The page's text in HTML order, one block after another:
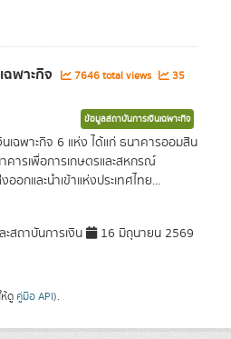
ฉพาะกิจ 7646 total views
35
ข้อมูลสถาบันการเงินเฉพาะกิจ
เฉพาะกิจ 6 แห่ง ได้แก่ ธนาคารออมสิน
คารเพื่อการเกษตรและสหกรณ์
อกและนำเข้าแห่งประเทศไทย...
ะสถาบันการเงิน 16 มิถุนายน 2569
ห้ดู คู่มือ API).